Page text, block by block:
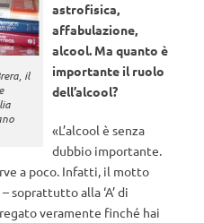
il
astrofisica,
affabulazione,
alcool. Ma quanto è
importante il ruolo
dell’alcool?
«L’alcool è senza
dubbio importante.
a poco. Infatti, il motto
soprattutto alla ‘A’ di
veramente finché hai